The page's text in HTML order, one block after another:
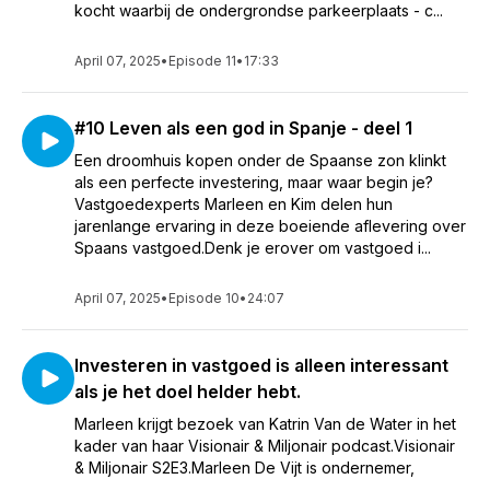
kocht waarbij de ondergrondse parkeerplaats - c...
April 07, 2025• Episode 11• 17:33
#10 Leven als een god in Spanje - deel 1
Een droomhuis kopen onder de Spaanse zon klinkt
als een perfecte investering, maar waar begin je?
Vastgoedexperts Marleen en Kim delen hun
jarenlange ervaring in deze boeiende aflevering over
Spaans vastgoed.Denk je erover om vastgoed i...
April 07, 2025• Episode 10• 24:07
Investeren in vastgoed is alleen interessant
als je het doel helder hebt.
Marleen krijgt bezoek van Katrin Van de Water in het
kader van haar Visionair & Miljonair podcast.Visionair
& Miljonair S2E3.Marleen De Vijt is ondernemer,